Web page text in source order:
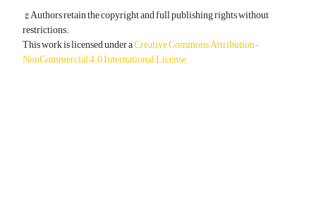
© Authors retain the copyright and full publishing rights without
restrictions.
This work is licensed under aCreative Commons Attribution-
NonCommercial 4.0 International License.